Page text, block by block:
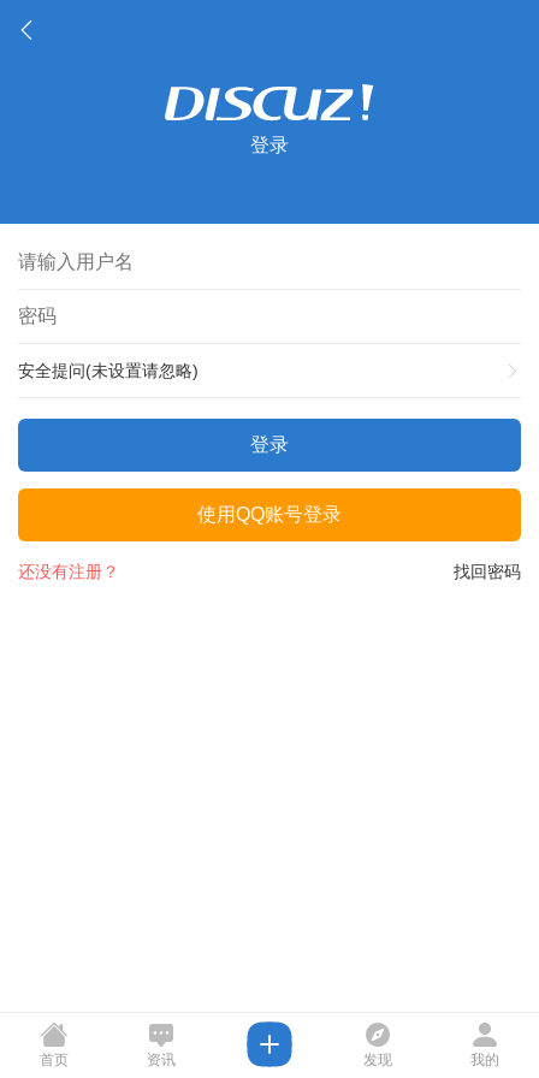
登录
安全提问(未设置请忽略)
登录
使用QQ账号登录
找回密码
还没有注册？
首页 资讯 发现 我的